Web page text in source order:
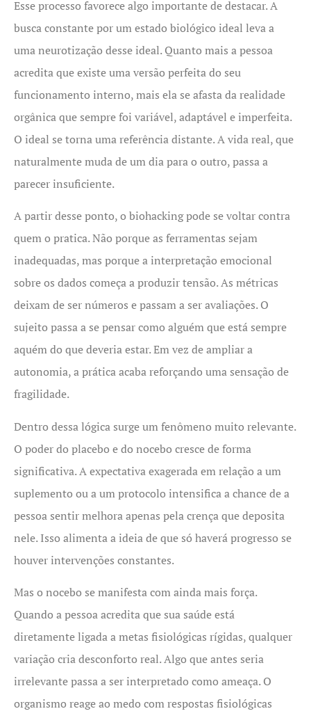
Esse processo favorece algo importante de destacar. A
busca constante por um estado biológico ideal leva a
uma neurotização desse ideal. Quanto mais a pessoa
acredita que existe uma versão perfeita do seu
funcionamento interno, mais ela se afasta da realidade
orgânica que sempre foi variável, adaptável e imperfeita.
O ideal se torna uma referência distante. A vida real, que
naturalmente muda de um dia para o outro, passa a
parecer insuficiente.
A partir desse ponto, o biohacking pode se voltar contra
quem o pratica. Não porque as ferramentas sejam
inadequadas, mas porque a interpretação emocional
sobre os dados começa a produzir tensão. As métricas
deixam de ser números e passam a ser avaliações. O
sujeito passa a se pensar como alguém que está sempre
aquém do que deveria estar. Em vez de ampliar a
autonomia, a prática acaba reforçando uma sensação de
fragilidade.
Dentro dessa lógica surge um fenômeno muito relevante.
O poder do placebo e do nocebo cresce de forma
significativa. A expectativa exagerada em relação a um
suplemento ou a um protocolo intensifica a chance de a
pessoa sentir melhora apenas pela crença que deposita
nele. Isso alimenta a ideia de que só haverá progresso se
houver intervenções constantes.
Mas o nocebo se manifesta com ainda mais força.
Quando a pessoa acredita que sua saúde está
diretamente ligada a metas fisiológicas rígidas, qualquer
variação cria desconforto real. Algo que antes seria
irrelevante passa a ser interpretado como ameaça. O
organismo reage ao medo com respostas fisiológicas